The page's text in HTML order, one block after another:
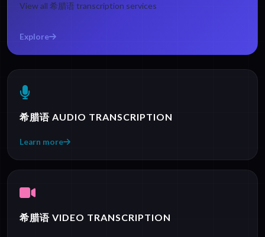
View all 希腊语 transcription services
Explore
希腊语 AUDIO TRANSCRIPTION
Learn more
希腊语 VIDEO TRANSCRIPTION